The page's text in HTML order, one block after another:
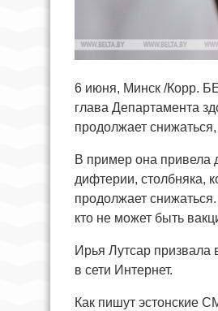
6 июня, Минск /Корр.
глава Департамента
продолжает
В пример она привела
дифтерии, столбняка,
продолжает
кто не может быть
Ирья Лутсар призвала
в сети Интернет.
Как пишут эстонские